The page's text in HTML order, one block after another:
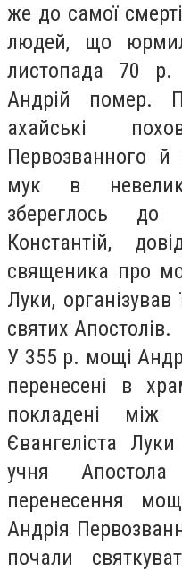
же до самої
людей, що
листопада 70
Андрій помер.
ахайські
Первозванного й
мук в
збереглось
Константій,
священика про
Луки,
святих Апостолів.
У 355 р. мощі
перенесені в
покладені між
Євангеліста
учня
перенесення
Андрія
почали